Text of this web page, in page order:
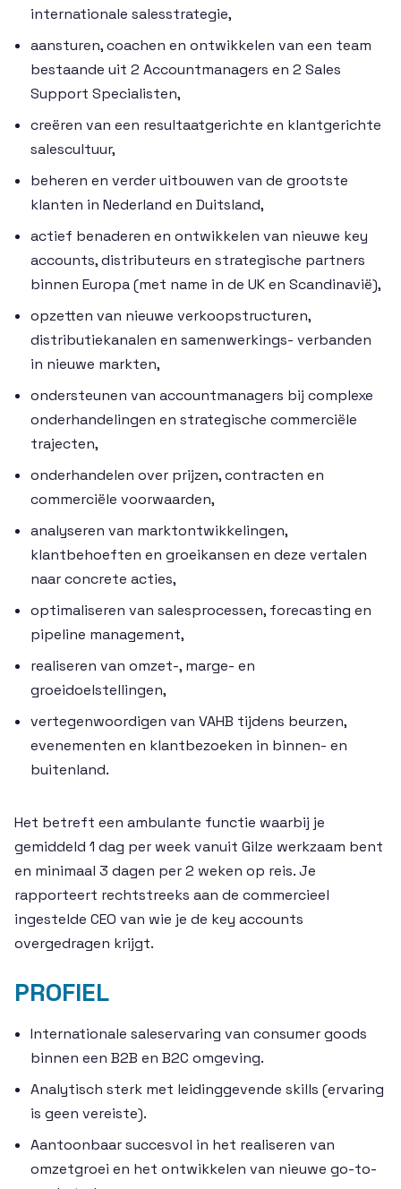
internationale salesstrategie,
aansturen, coachen en ontwikkelen van een team
bestaande uit 2 Accountmanagers en 2 Sales
Support Specialisten,
creëren van een resultaatgerichte en klantgerichte
salescultuur,
beheren en verder uitbouwen van de grootste
klanten in Nederland en Duitsland,
actief benaderen en ontwikkelen van nieuwe key
accounts, distributeurs en strategische partners
binnen Europa (met name in de UK en Scandinavië),
opzetten van nieuwe verkoopstructuren,
distributiekanalen en samenwerkings- verbanden
in nieuwe markten,
ondersteunen van accountmanagers bij complexe
onderhandelingen en strategische commerciële
trajecten,
onderhandelen over prijzen, contracten en
commerciële voorwaarden,
analyseren van marktontwikkelingen,
klantbehoeften en groeikansen en deze vertalen
naar concrete acties,
optimaliseren van salesprocessen, forecasting en
pipeline management,
realiseren van omzet-, marge- en
groeidoelstellingen,
vertegenwoordigen van VAHB tijdens beurzen,
evenementen en klantbezoeken in binnen- en
buitenland.
Het betreft een ambulante functie waarbij je
gemiddeld 1 dag per week vanuit Gilze werkzaam bent
en minimaal 3 dagen per 2 weken op reis. Je
rapporteert rechtstreeks aan de commercieel
ingestelde CEO van wie je de key accounts
overgedragen krijgt.
PROFIEL
Internationale saleservaring van consumer goods
binnen een B2B en B2C omgeving.
Analytisch sterk met leidinggevende skills (ervaring
is geen vereiste).
Aantoonbaar succesvol in het realiseren van
omzetgroei en het ontwikkelen van nieuwe go-to-